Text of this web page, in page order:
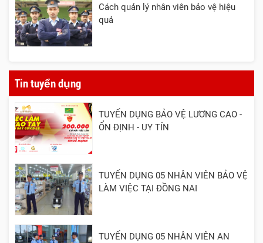
Cách quản lý nhân viên bảo vệ hiệu
quả
Tin tuyển dụng
TUYỂN DỤNG BẢO VỆ LƯƠNG CAO -
ỔN ĐỊNH - UY TÍN
TUYỂN DỤNG 05 NHÂN VIÊN BẢO VỆ
LÀM VIỆC TẠI ĐỒNG NAI
TUYỂN DỤNG 05 NHÂN VIÊN AN